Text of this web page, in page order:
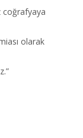
coğrafyaya
olarak